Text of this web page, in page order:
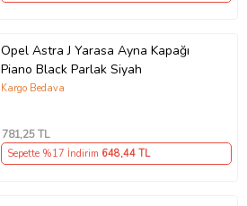
Opel Astra J Yarasa Ayna Kapağı
Piano Black Parlak Siyah
Kargo Bedava
781,25 TL
Sepette %17 İndirim 648,44 TL